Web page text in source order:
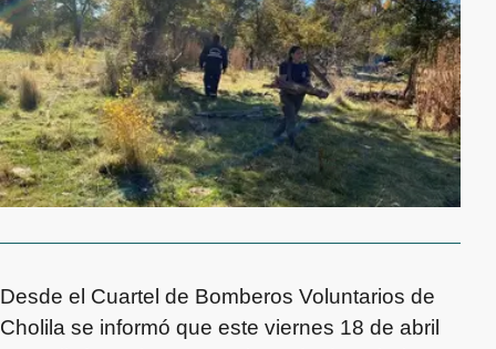
Desde el Cuartel de Bomberos Voluntarios de
Cholila se informó que este viernes 18 de abril